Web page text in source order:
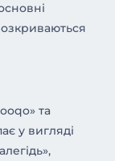
та
у вигляді